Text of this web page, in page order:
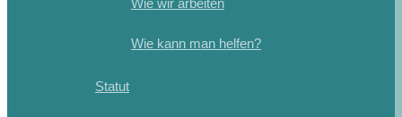
Wie kann man helfen?
Statut